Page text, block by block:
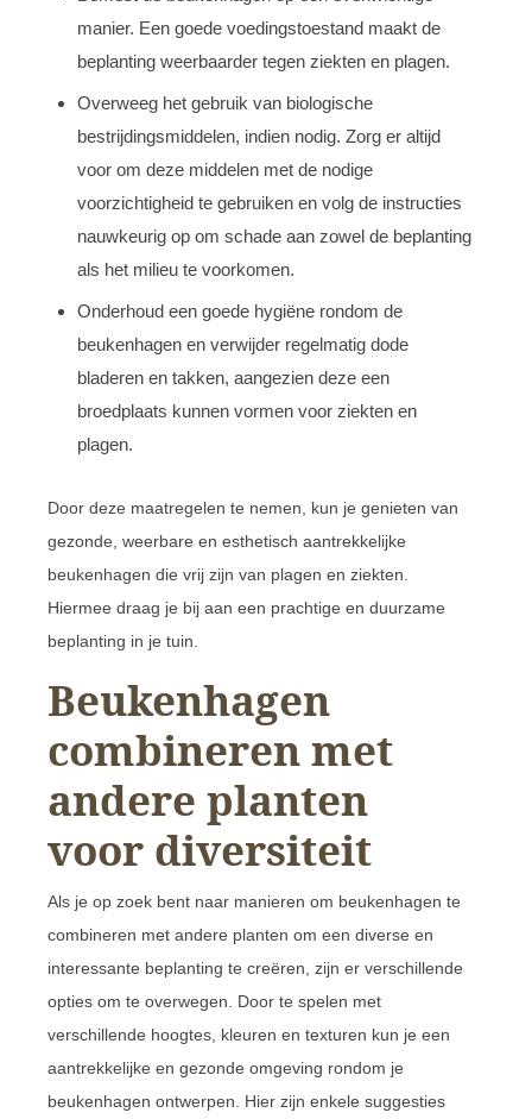
manier. Een goede voedingstoestand maakt de
beplanting weerbaarder tegen ziekten en plagen.
Overweeg het gebruik van biologische
bestrijdingsmiddelen, indien nodig. Zorg er altijd
voor om deze middelen met de nodige
voorzichtigheid te gebruiken en volg de instructies
nauwkeurig op om schade aan zowel de beplanting
als het milieu te voorkomen.
Onderhoud een goede hygiëne rondom de
beukenhagen en verwijder regelmatig dode
bladeren en takken, aangezien deze een
broedplaats kunnen vormen voor ziekten en
plagen.
Door deze maatregelen te nemen, kun je genieten van
gezonde, weerbare en esthetisch aantrekkelijke
beukenhagen die vrij zijn van plagen en ziekten.
Hiermee draag je bij aan een prachtige en duurzame
beplanting in je tuin.
Beukenhagen
combineren met
andere planten
voor diversiteit
Als je op zoek bent naar manieren om beukenhagen te
combineren met andere planten om een diverse en
interessante beplanting te creëren, zijn er verschillende
opties om te overwegen. Door te spelen met
verschillende hoogtes, kleuren en texturen kun je een
aantrekkelijke en gezonde omgeving rondom je
beukenhagen ontwerpen. Hier zijn enkele suggesties